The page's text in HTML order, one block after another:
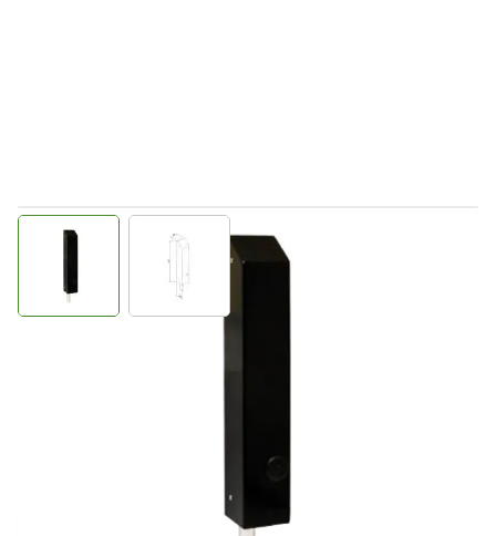
View larger image